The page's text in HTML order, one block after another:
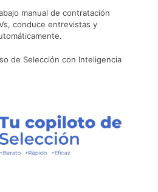
personal y
en una transición
ya no es solo cosa de
se ha vuelto un aspecto clave
profesional. No importa en
tecnología, recursos humanos o
una marca personal sólida
la diferencia cuando decidas
Este texto busca
manual de contratación
conduce entrevistas y
de Selección con Inteligencia